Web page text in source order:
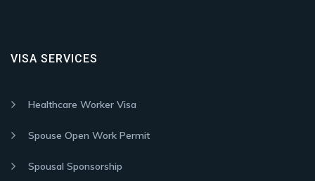
VISA SERVICES
Healthcare Worker Visa
Spouse Open Work Permit
Spousal Sponsorship